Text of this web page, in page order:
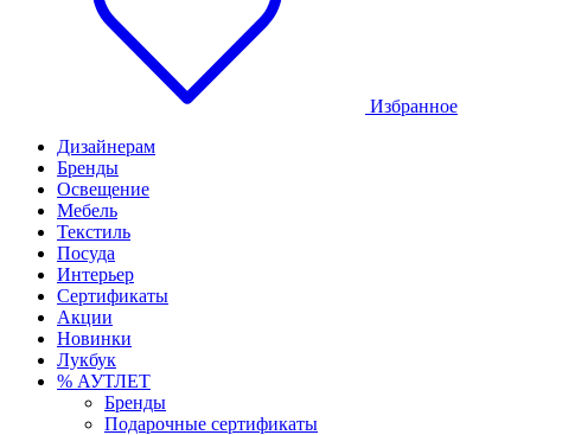
Избранное
Дизайнерам
Бренды
Освещение
Мебель
Текстиль
Посуда
Интерьер
Сертификаты
Акции
Новинки
Лукбук
% АУТЛЕТ
Бренды
Подарочные сертификаты